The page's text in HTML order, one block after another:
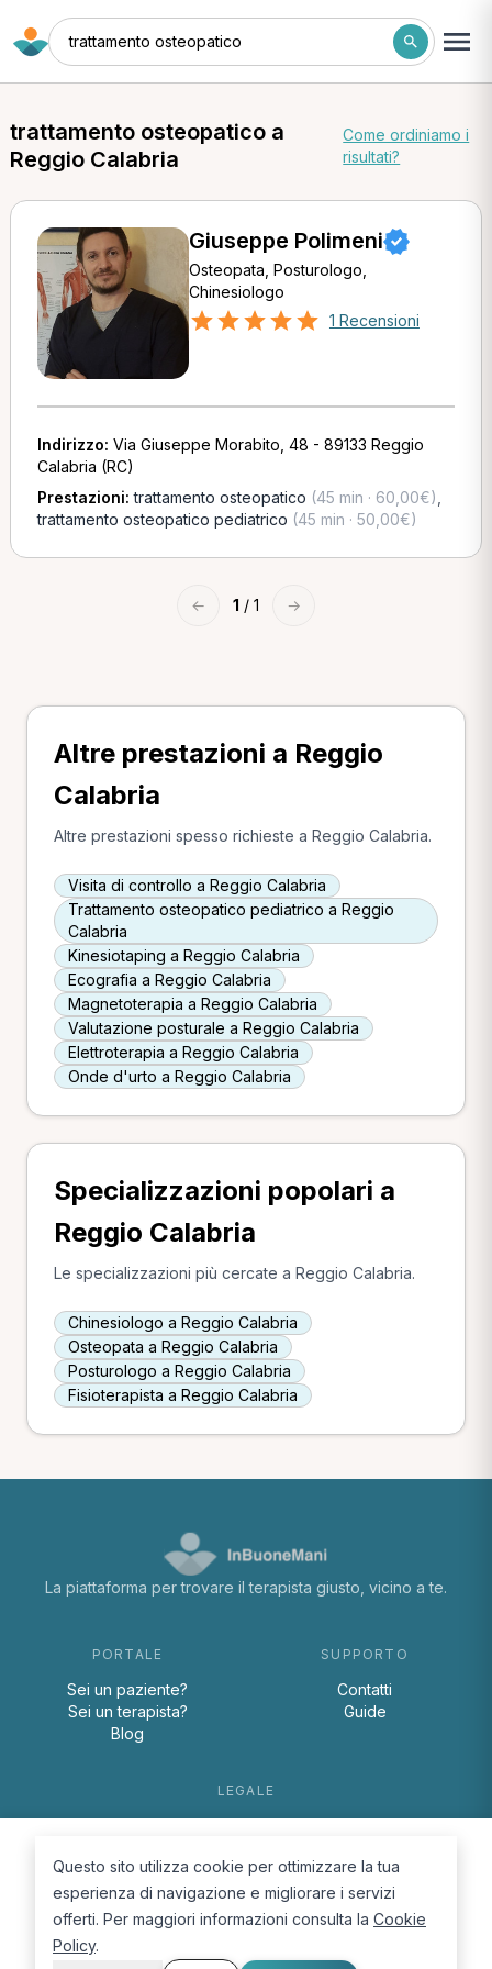
trattamento osteopatico
trattamento osteopatico a
Reggio Calabria
Come ordiniamo i
risultati?
Giuseppe Polimeni
Osteopata, Posturologo,
Chinesiologo
1 Recensioni
Indirizzo: Via Giuseppe Morabito, 48 - 89133 Reggio
Calabria (RC)
Prestazioni:trattamento osteopatico (45 min · 60,00€)
trattamento osteopatico pediatrico (45 min · 50,00€)
← 1 / 1 →
Altre prestazioni a Reggio
Calabria
Altre prestazioni spesso richieste a Reggio Calabria.
Visita di controllo a Reggio Calabria
Trattamento osteopatico pediatrico a Reggio
Calabria
Kinesiotaping a Reggio Calabria
Ecografia a Reggio Calabria
Magnetoterapia a Reggio Calabria
Valutazione posturale a Reggio Calabria
Elettroterapia a Reggio Calabria
Onde d'urto a Reggio Calabria
Specializzazioni popolari a
Reggio Calabria
Le specializzazioni più cercate a Reggio Calabria.
Chinesiologo a Reggio Calabria
Osteopata a Reggio Calabria
Posturologo a Reggio Calabria
Fisioterapista a Reggio Calabria
La piattaforma per trovare il terapista giusto, vicino a te.
PORTALE
Sei un paziente?
Sei un terapista?
Blog
SUPPORTO
Contatti
Guide
LEGALE
Cookie Policy
Questo sito utilizza cookie per ottimizzare la tua
esperienza di navigazione e migliorare i servizi
offerti. Per maggiori informazioni consulta la Cookie
Policy.